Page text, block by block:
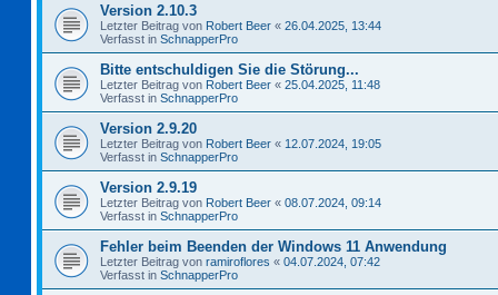
Version 2.10.3
Letzter Beitrag von Robert Beer « 26.04.2025, 13:44
Verfasst in SchnapperPro
Bitte entschuldigen Sie die Störung...
Letzter Beitrag von Robert Beer « 25.04.2025, 11:48
Verfasst in SchnapperPro
Version 2.9.20
Letzter Beitrag von Robert Beer « 12.07.2024, 19:05
Verfasst in SchnapperPro
Version 2.9.19
Letzter Beitrag von Robert Beer « 08.07.2024, 09:14
Verfasst in SchnapperPro
Fehler beim Beenden der Windows 11 Anwendung
Letzter Beitrag von ramiroflores « 04.07.2024, 07:42
Verfasst in SchnapperPro